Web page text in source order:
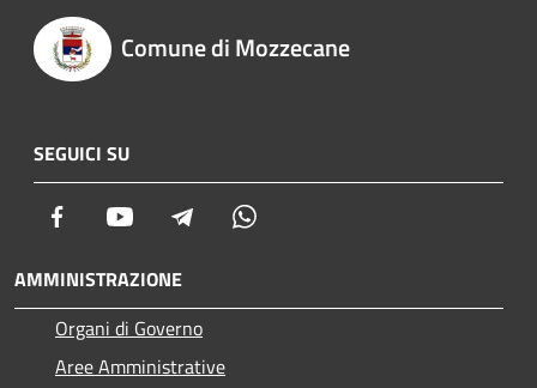
Comune di Mozzecane
SEGUICI SU
Facebook Youtube Telegram
AMMINISTRAZIONE
Organi di Governo
Aree Amministrative